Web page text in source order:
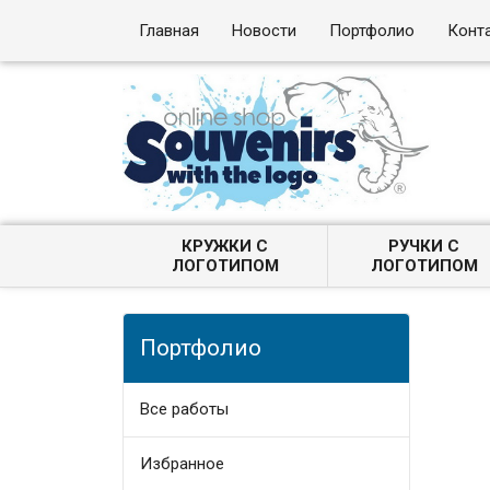
Главная Новости Портфолио
КРУЖКИ С
ЛОГОТИПОМ
РУЧКИ С
ЛОГОТИПОМ
Портфолио
Все работы
Избранное